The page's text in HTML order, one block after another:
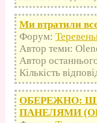
Ми втратили
Форум:
Автор теми:
Автор
Кількість
ОБЕРЕЖНО:
ПАНЕЛЯМИ